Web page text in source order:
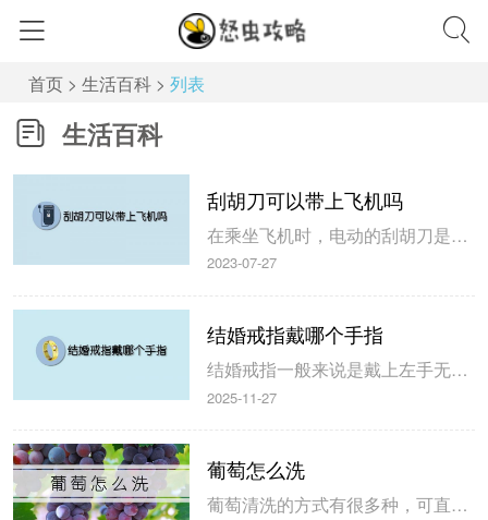
首页 > 生活百科 > 列表
生活百科
刮胡刀可以带上飞机吗
在乘坐飞机时，电动的刮胡刀是可以带上飞机的，但一些传统的刮胡刀不能带上飞机，手动的刮胡刀也要根据机场的规定进行携带，为了避免一些麻烦，最好选择一些方便携带且符合规定的刮胡刀，这样才不会影响乘坐飞机的心情和行程。 电动刮胡刀可以带上飞机 在生活中乘坐飞机的时候，很多人却不知道刮胡刀能不能带上飞机，其...
2023-07-27
结婚戒指戴哪个手指
结婚戒指一般来说是戴上左手无名指上，据说无名指的一根血管连通着心脏，这样寓意着可以将对方的心牢牢套住，也是对彼此感情的一种鉴定，象征着永恒和生命，可以让彼此的爱情更为长久。 结婚戒指戴无名指 随着人们生活水平的提高，现在结婚有越来越多的仪式，而结婚戒指就是一个很好的象征意义，但有些人却不知道结婚戒...
2025-11-27
葡萄怎么洗
葡萄清洗的方式有很多种，可直接用清水进行冲洗，也可以在清水中加两勺食用醋清洗，同时用手轻轻的晃动容器可有效的清洗掉外皮中的有毒物质，另外也可以在清水中加入食用盐，浸泡20分钟即可消灭其外皮上的细菌。 葡萄的清洗方法 1、流动水清洗 葡萄中通常会残留一些农药，需要使用流动水进行冲洗，可以冲掉里面葡...